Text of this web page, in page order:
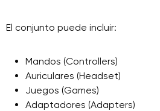
El conjunto puede incluir:
Mandos (Controllers)
Auriculares (Headset)
Juegos (Games)
Adaptadores (Adapters)